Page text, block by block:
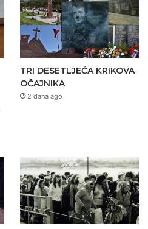
TRI DESETLJEĆA KRIKOVA
OČAJNIKA
2 dana ago